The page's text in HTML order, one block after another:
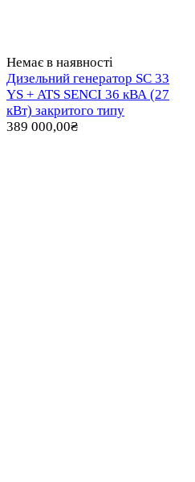
Немає в наявності
Дизельний генератор SC 33
YS + ATS SENCI 36 кВА (27
кВт) закритого типу
389 000,00₴